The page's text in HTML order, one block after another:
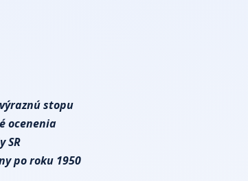
stopu
ocenenia
SR
po roku 1950